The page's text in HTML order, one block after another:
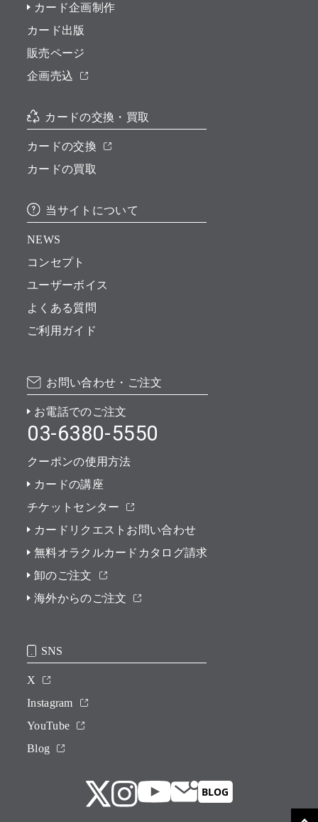
カード企画制作
カード出版
販売ページ
企画売込
カードの交換・買取
カードの交換
カードの買取
当サイトについて
NEWS
コンセプト
ユーザーボイス
よくある質問
ご利用ガイド
お問い合わせ・ご注文
お電話でのご注文
03-6380-5550
クーポンの使用方法
カードの講座
チケットセンター
カードリクエストお問い合わせ
無料オラクルカードカタログ請求
卸のご注文
海外からのご注文
SNS
X
Instagram
YouTube
Blog